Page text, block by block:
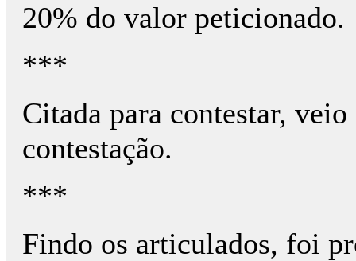
20% do valor peticionado.
***
Citada para contestar, veio
contestação.
***
Findo os articulados, foi